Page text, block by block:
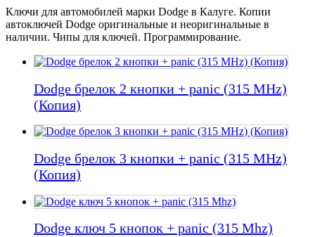
Ключи для автомобилей марки Dodge в Калуге. Копии
автоключей Dodge оригинальные и неоригинальные в
наличии. Чипы для ключей. Программирование.
Dodge брелок 2 кнопки + panic (315 MHz)
(Копия)
Dodge брелок 3 кнопки + panic (315 MHz)
(Копия)
Dodge ключ 5 кнопок + panic (315 Mhz)